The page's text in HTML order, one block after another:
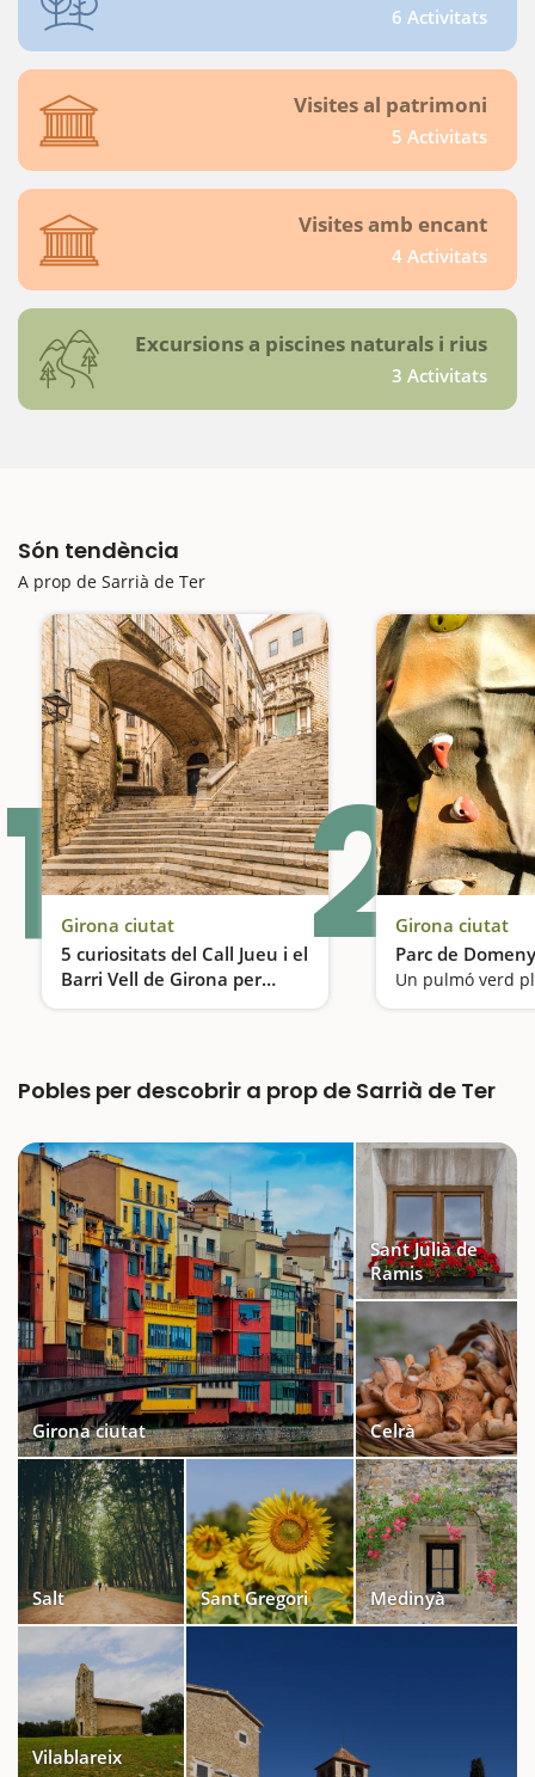
6 Activitats
Visites al patrimoni
5 Activitats
Visites amb encant
4 Activitats
Excursions a piscines naturals i rius
3 Activitats
Són tendència
A prop de Sarrià de Ter
1 Girona ciutat
5 curiositats del Call Jueu i el
Barri Vell de Girona per
descobrir en família
Ens divertim en un laberint de carrers amb molta història
2Girona ciutat
Parc de Domeny
Un pulmó verd
Pobles per descobrir a prop de Sarrià de Ter
Girona ciutat
Sant Julià de
Ramis
Celrà
Salt Sant Gregori Medinyà
Vilablareix